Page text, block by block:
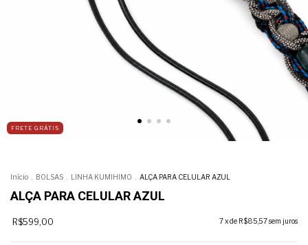
FRETE GRÁTIS
Início BOLSAS LINHA KUMIHIMO ALÇA PARA CELULAR AZUL
ALÇA PARA CELULAR AZUL
R$599,00 7x de R$85,57sem juros